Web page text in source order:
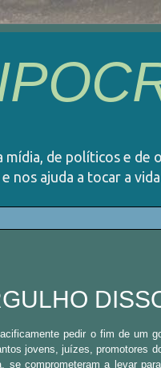
de políticos e
ajuda a tocar a
pedir o fim de um
jovens, juízes, promotores
se comprometeram a levar